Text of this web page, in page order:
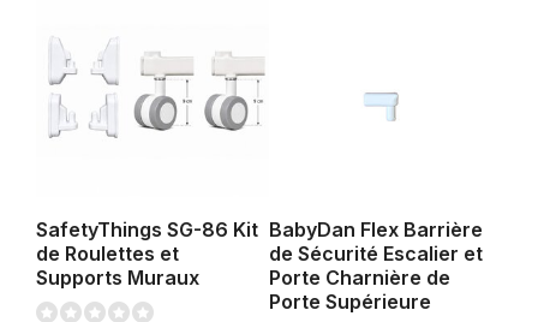
SafetyThings SG-86 Kit
de Roulettes et
Supports Muraux
BabyDan Flex Barrière
de Sécurité Escalier et
Porte Charnière de
Porte Supérieure